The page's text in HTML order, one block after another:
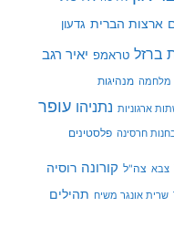
ארצות הברית גדעון
ברזל טראמפ יאיר רגב
מלחמה מנהיגות
ארגוניות נתניהו עופר
חרסינה פלסטינים
צבא צה"ל קורונה רוסיה
שרית אונגר משיח תהילים